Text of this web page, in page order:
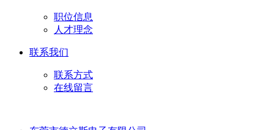
职位信息
人才理念
联系我们
联系方式
在线留言